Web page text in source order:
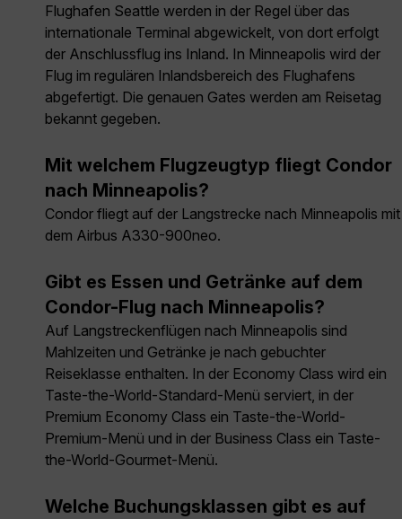
Flughafen Seattle werden in der Regel über das
internationale Terminal abgewickelt, von dort erfolgt
der Anschlussflug ins Inland. In Minneapolis wird der
Flug im regulären Inlandsbereich des Flughafens
abgefertigt. Die genauen Gates werden am Reisetag
bekannt gegeben.
Mit welchem Flugzeugtyp fliegt Condor
nach Minneapolis?
Condor fliegt auf der Langstrecke nach Minneapolis mit
dem Airbus A330-900neo.
Gibt es Essen und Getränke auf dem
Condor-Flug nach Minneapolis?
Auf Langstreckenflügen nach Minneapolis sind
Mahlzeiten und Getränke je nach gebuchter
Reiseklasse enthalten. In der Economy Class wird ein
Taste-the-World-Standard-Menü serviert, in der
Premium Economy Class ein Taste-the-World-
Premium-Menü und in der Business Class ein Taste-
the-World-Gourmet-Menü.
Welche Buchungsklassen gibt es auf